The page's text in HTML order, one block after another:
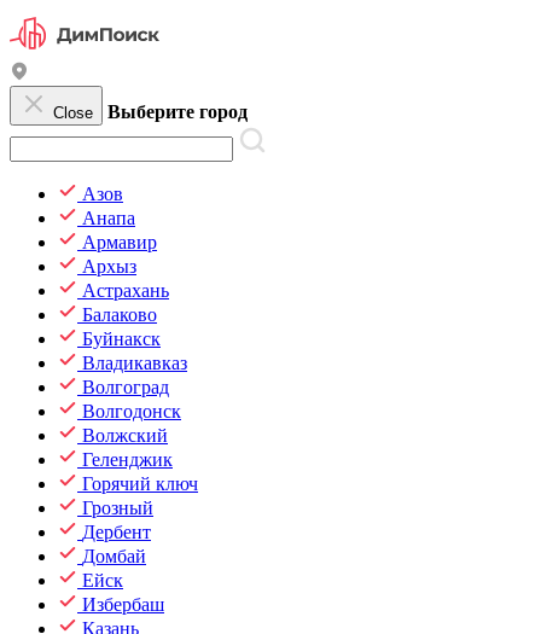
Close Выберите город
Азов
Анапа
Армавир
Архыз
Астрахань
Балаково
Буйнакск
Владикавказ
Волгоград
Волгодонск
Волжский
Геленджик
Горячий ключ
Грозный
Дербент
Домбай
Ейск
Избербаш
Казань